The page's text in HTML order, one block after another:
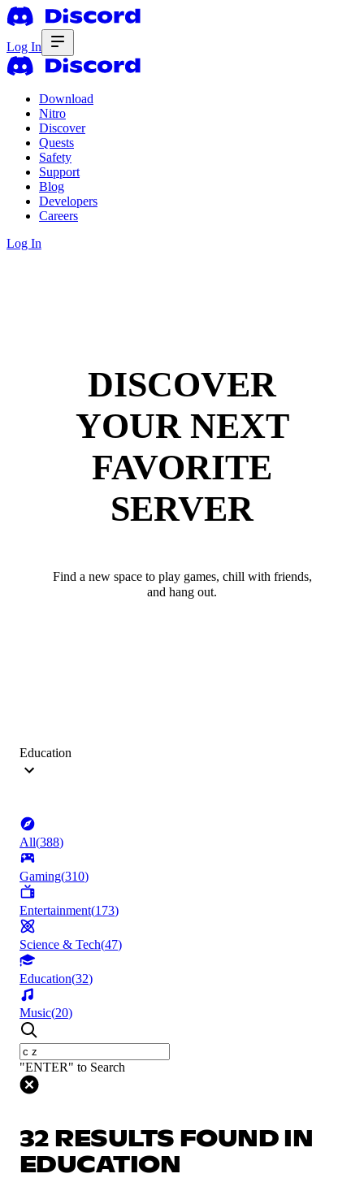
Log In
Download
Nitro
Discover
Quests
Safety
Support
Blog
Developers
Careers
Log In
DISCOVER
YOUR NEXT
FAVORITE
SERVER
Find a new space to play games, chill with friends,
and hang out.
Education
All(388)
Gaming(310)
Entertainment(173)
Science & Tech(47)
Education(32)
Music(20)
"ENTER" to Search
32 RESULTS FOUND IN
EDUCATION